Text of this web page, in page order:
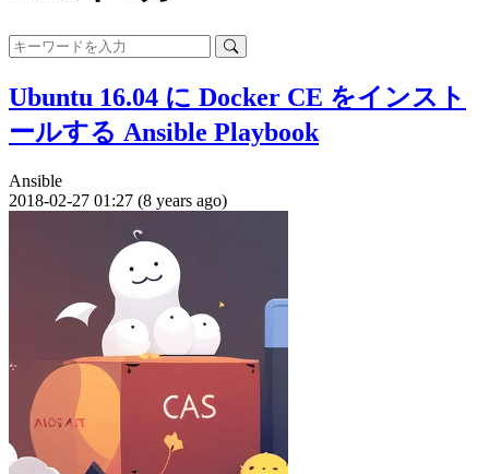
Ubuntu 16.04 に Docker CE をインスト
ールする Ansible Playbook
Ansible
2018-02-27 01:27 (8 years ago)